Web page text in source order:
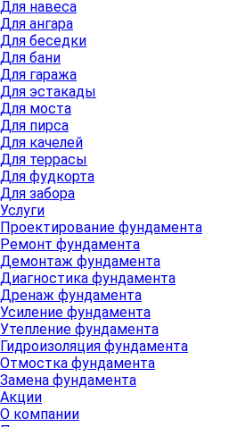
Для навеса
Для ангара
Для беседки
Для бани
Для гаража
Для эстакады
Для моста
Для пирса
Для качелей
Для террасы
Для фудкорта
Для забора
Услуги
Проектирование фундамента
Ремонт фундамента
Демонтаж фундамента
Диагностика фундамента
Дренаж фундамента
Усиление фундамента
Утепление фундамента
Гидроизоляция фундамента
Отмостка фундамента
Замена фундамента
Акции
О компании